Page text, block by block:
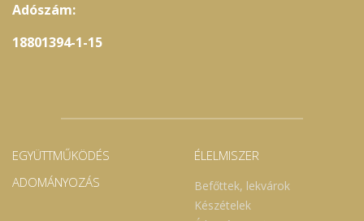
Adószám:
18801394-1-15
EGYÜTTMŰKÖDÉS
ADOMÁNYOZÁS
ÉLELMISZER
Befőttek, lekvárok
Készételek